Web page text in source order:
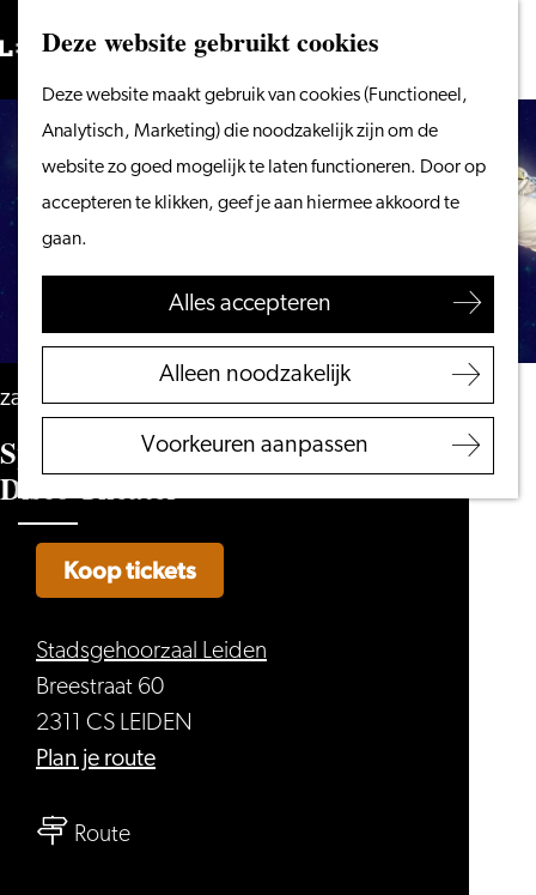
Deze website gebruikt cookies
Deze website maakt gebruik van cookies (Functioneel,
Analytisch, Marketing) die noodzakelijk zijn om de
website zo goed mogelijk te laten functioneren. Door op
accepteren te klikken, geef je aan hiermee akkoord te
gaan.
Alles accepteren
Alleen noodzakelijk
Voorkeuren aanpassen
Ga
naar
homepage
Menu
ZoekenVanaf het water
wandelen
Winkelen
Eten & drinken
Met kinderen
VVV Leiden
Bereikbaarheid
Regio Leiden
Zoeken
zaterdag 10 oktober
Spot aan! (5+) – A.vontura Silent
Disco Theater
Stadsgehoorzaal Leiden
Breestraat 60
2311 CS LEIDEN
Plan je routenaar
Routenaar
Koop tickets